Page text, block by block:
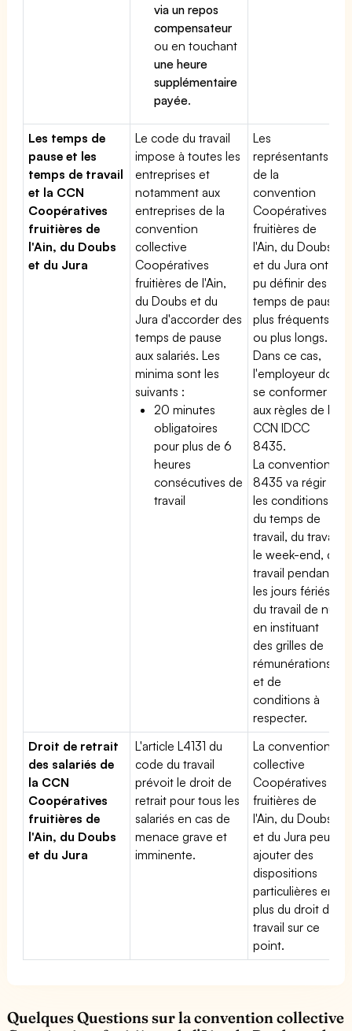
via un repos
compensateur
ou en touchant
une heure
supplémentaire
payée.
Les temps de
pause et les
temps de travail
et la CCN
Coopératives
fruitières de
l'Ain, du Doubs
et du Jura
Le code du travail
impose à toutes les
entreprises et
notamment aux
entreprises de la
convention
collective
Coopératives
fruitières de l'Ain,
du Doubs et du
Jura d'accorder des
temps de pause
aux salariés. Les
minima sont les
suivants :
20 minutes
obligatoires
pour plus de 6
heures
consécutives de
travail
Les
représentants
de la
convention
Coopératives
fruitières de
l'Ain, du Doubs
et du Jura ont
pu définir des
temps de pause
plus fréquents
ou plus longs.
Dans ce cas,
l'employeur doit
se conformer
aux règles de la
CCN IDCC
8435.
La convention
8435 va régir
les conditions
du temps de
travail, du travail
le week-end, du
travail pendant
les jours fériés,
du travail de nuit
en instituant
des grilles de
rémunérations
et de
conditions à
respecter.
Droit de retrait
des salariés de
la CCN
Coopératives
fruitières de
l'Ain, du Doubs
et du Jura
L'article L4131 du
code du travail
prévoit le droit de
retrait pour tous les
salariés en cas de
menace grave et
imminente.
La convention
collective
Coopératives
fruitières de
l'Ain, du Doubs
et du Jura peut
ajouter des
dispositions
particulières en
plus du droit du
travail sur ce
point.
Quelques Questions sur la convention collective